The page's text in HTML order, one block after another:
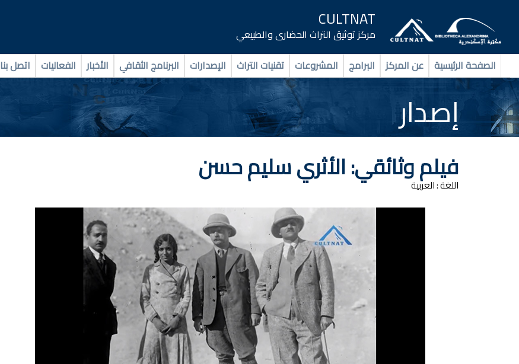
CULTNAT
مركز توثيق التراث الحضارى والطبيعي
الصفحة الرئيسية عن المركز البرامج المشروعات تقنيات التراث الإصدارات البرنامج الثقافي الأخبار الفعاليات اتصل بنا
إصدار
فيلم وثائقي: الأثري سليم حسن
اللغة :العربية